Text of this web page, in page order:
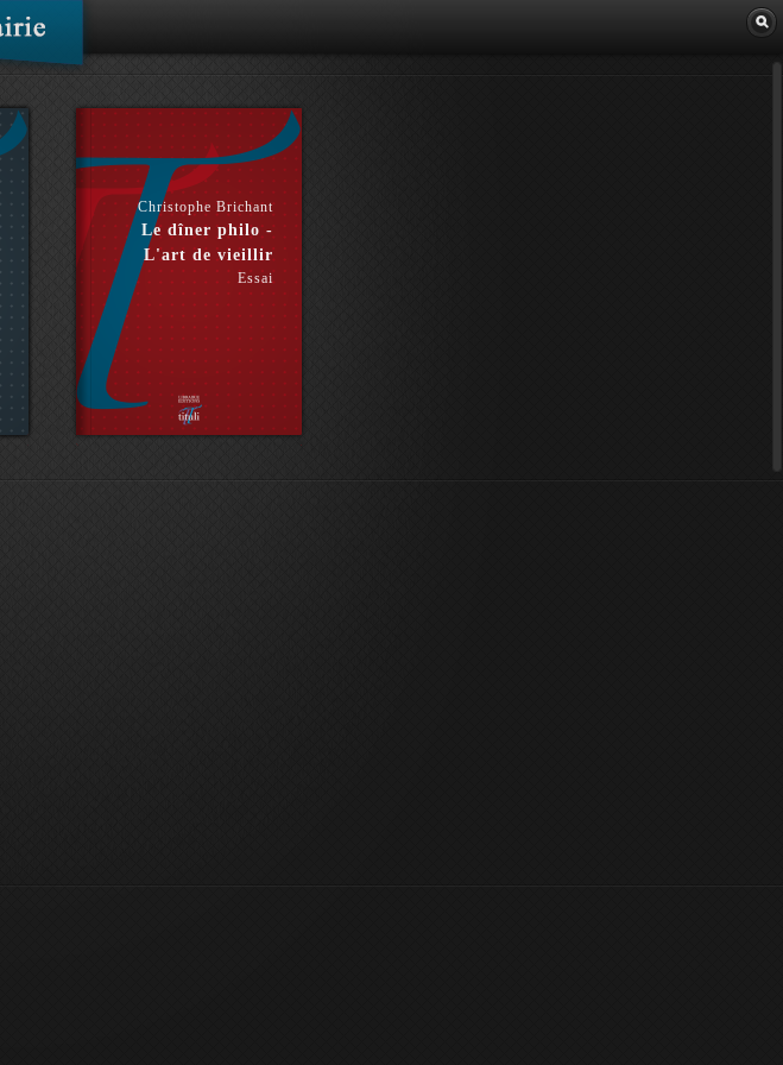
Christophe Brichant
Le dîner philo -
L'art de vieillir
Essai